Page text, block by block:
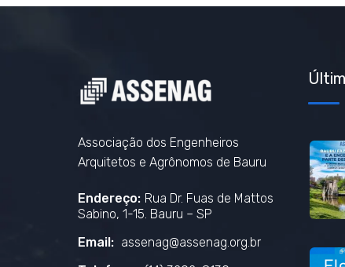
Associação dos Engenheiros
Arquitetos e Agrônomos de Bauru
Endereço: Rua Dr. Fuas de Mattos
Sabino, 1-15. Bauru – SP
Email: assenag@assenag.org.br